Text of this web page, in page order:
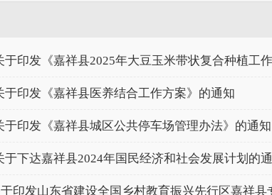
于印发《嘉祥县2025年大豆玉米带状复合种植工
于印发《嘉祥县医养结合工作方案》的通知
于印发《嘉祥县城区公共停车场管理办法》的通知
于下达嘉祥县2024年国民经济和社会发展计划的
印发山东省建设全国乡村教育振兴先行区嘉祥县